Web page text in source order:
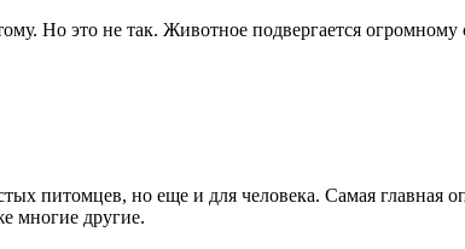
Но это не так. Животное подвергается
питомцев, но еще и для человека. Самая главная
многие другие.